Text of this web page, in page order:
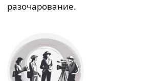
разочарование.